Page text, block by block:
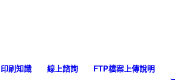
印刷知識 線上諮詢 FTP檔案上傳說明